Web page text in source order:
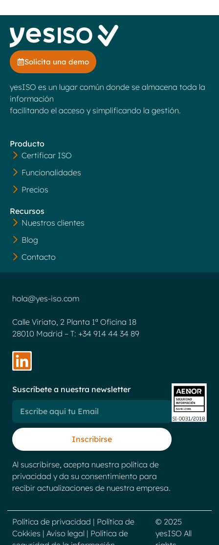
Solicita una demo
yesISO es un lugar común donde se almacena toda la
información
facilitando el acceso y simplificando la gestión.
Producto
Certificar ISO
Funcionalidades
Precios
Recursos
Nuestros clientes
Blog
Contacto
hola@yes-iso.com
Calle Viriato, 2 Planta 1ª Oficina 18
28010 Madrid – T: +34 914 44 34 89
Suscríbete a nuestra newsletter
Inscribirse
Al suscribirse, acepta nuestra política de
privacidad y da su consentimiento para
recibir actualizaciones de nuestra empresa.
Política de privacidad | Política de
Cokkies | Aviso legal | Política de
© 2025
yesISO All